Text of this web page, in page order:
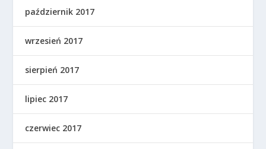
październik 2017
wrzesień 2017
sierpień 2017
lipiec 2017
czerwiec 2017